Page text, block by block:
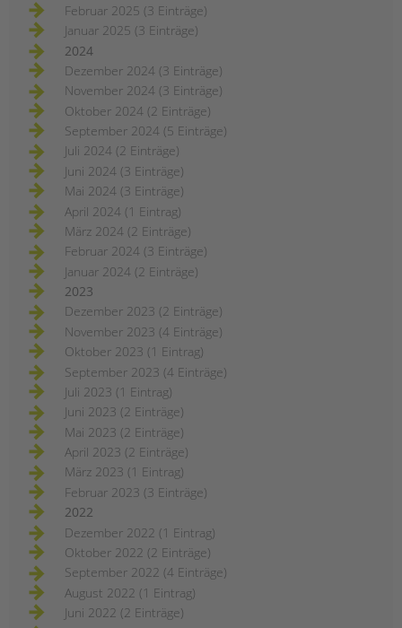
Februar 2025 (3 Einträge)
Januar 2025 (3 Einträge)
2024
Dezember 2024 (3 Einträge)
November 2024 (3 Einträge)
Oktober 2024 (2 Einträge)
September 2024 (5 Einträge)
Juli 2024 (2 Einträge)
Juni 2024 (3 Einträge)
Mai 2024 (3 Einträge)
April 2024 (1 Eintrag)
März 2024 (2 Einträge)
Februar 2024 (3 Einträge)
Januar 2024 (2 Einträge)
2023
Dezember 2023 (2 Einträge)
November 2023 (4 Einträge)
Oktober 2023 (1 Eintrag)
September 2023 (4 Einträge)
Juli 2023 (1 Eintrag)
Juni 2023 (2 Einträge)
Mai 2023 (2 Einträge)
April 2023 (2 Einträge)
März 2023 (1 Eintrag)
Februar 2023 (3 Einträge)
2022
Dezember 2022 (1 Eintrag)
Oktober 2022 (2 Einträge)
September 2022 (4 Einträge)
August 2022 (1 Eintrag)
Juni 2022 (2 Einträge)